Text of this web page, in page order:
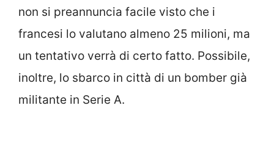
non si preannuncia facile visto che i
francesi lo valutano almeno 25 milioni, ma
un tentativo verrà di certo fatto. Possibile,
inoltre, lo sbarco in città di un bomber già
militante in Serie A.